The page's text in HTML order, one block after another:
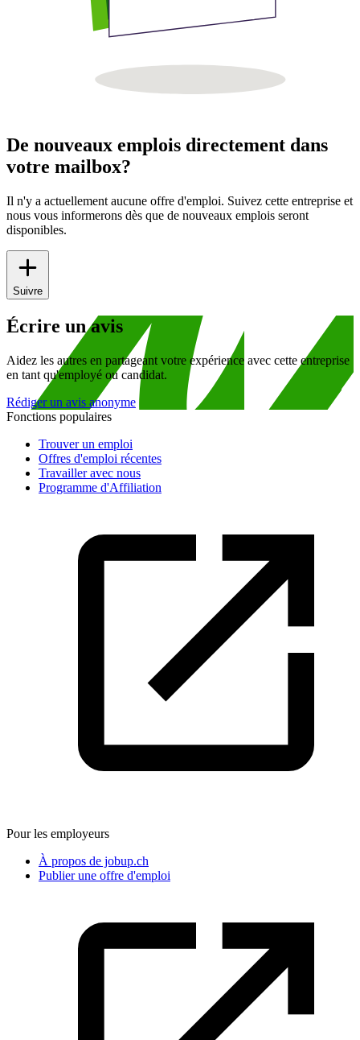
De nouveaux emplois directement dans
votre mailbox?
Il n'y a actuellement aucune offre d'emploi. Suivez cette entreprise et
nous vous informerons dès que de nouveaux emplois seront
disponibles.
Suivre
Écrire un avis
Aidez les autres en partageant votre expérience avec cette entreprise
en tant qu'employé ou candidat.
Rédiger un avis anonyme
Fonctions populaires
Trouver un emploi
Offres d'emploi récentes
Travailler avec nous
Programme d'Affiliation
Pour les employeurs
À propos de jobup.ch
Publier une offre d'emploi